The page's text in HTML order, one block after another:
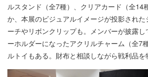
ルスタンド（全7種）、クリアカード（全14
か、本展のビジュアルイメージが投影され
ーチやリボンクリップも。メンバーが披露
ーホルダーになったアクリルチャーム（全7
ルトイもある。財布と相談しながら戦利品を